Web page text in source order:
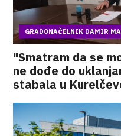
GRADONAČELNIK DAMIR
"Smatram da se
ne dođe do
stabala u